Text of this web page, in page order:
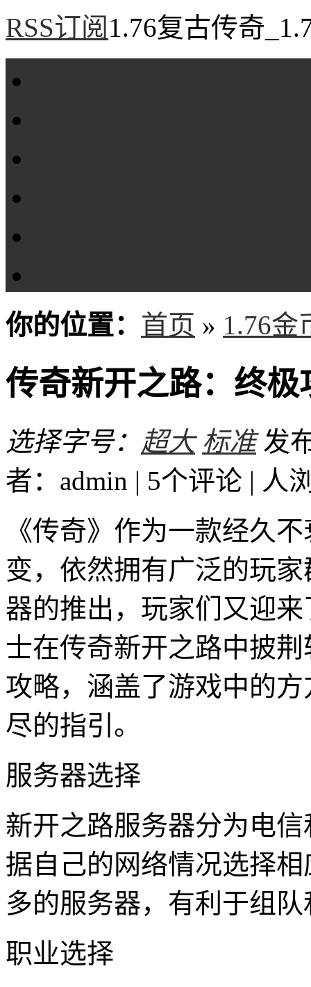
RSS订阅 1.76复古传奇
你的位置： 首页 » 1.76金
传奇新开之路：终
选择字号： 超大 标准 发
者：admin | 5个评论 | 人
《传奇》作为一款经久
变，依然拥有广泛的玩
器的推出，玩家们又迎
士在传奇新开之路中披
攻略，涵盖了游戏中的
尽的指引。
服务器选择
新开之路服务器分为电
据自己的网络情况选择
多的服务器，有利于组
职业选择